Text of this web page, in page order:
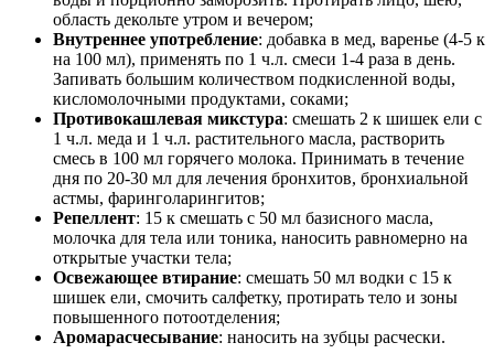
область декольте утром и вечером;
Внутреннее употребление: добавка в мед, варенье (4-5 к
на 100 мл), применять по 1 ч.л. смеси 1-4 раза в день.
Запивать большим количеством подкисленной воды,
кисломолочными продуктами, соками;
Противокашлевая микстура: смешать 2 к шишек ели с
1 ч.л. меда и 1 ч.л. растительного масла, растворить
смесь в 100 мл горячего молока. Принимать в течение
дня по 20-30 мл для лечения бронхитов, бронхиальной
астмы, фаринголарингитов;
Репеллент: 15 к смешать с 50 мл базисного масла,
молочка для тела или тоника, наносить равномерно на
открытые участки тела;
Освежающее втирание: смешать 50 мл водки с 15 к
шишек ели, смочить салфетку, протирать тело и зоны
повышенного потоотделения;
Аромарасчесывание: наносить на зубцы расчески.